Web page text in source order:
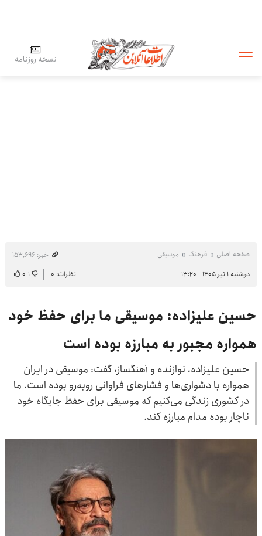
نسخه روزنامه
صفحه اصلی فرهنگ موسیقی
خبر: ۱۵۳٬۶۹۶
دوشنبه ۱ تیر ۱۴۰۵ - ۱۳:۲۰
نظرات: ۰ ۱-۰
حسین علیزاده: موسیقی ما برای حفظ خود
همواره مجبور به مبارزه بوده است
حسین علیزاده، نوازنده و آهنگساز، گفت: موسیقی در ایران
همواره با دشواری‌ها و فشارهای فراوانی روبه‌رو بوده است. ما
در کشوری زندگی می‌کنیم که موسیقی برای حفظ جایگاه خود
ناچار بوده مدام مبارزه کند.